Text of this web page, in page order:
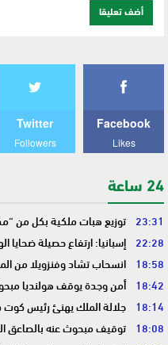
Facebook
Likes
Twitter
Followers
24 ساعة
23:31 توزيع هبات ملكية بكل من
22:28 إسبانيا: ارتفاع حصيلة
18:58 انسحاب تشاد وفنزويلا من
18:42 أمن وجدة يوقف هولنديا
18:14 جلالة الملك يهنئ رئيس كوت
18:08 توقيف مبحوث عنه بالصاعق